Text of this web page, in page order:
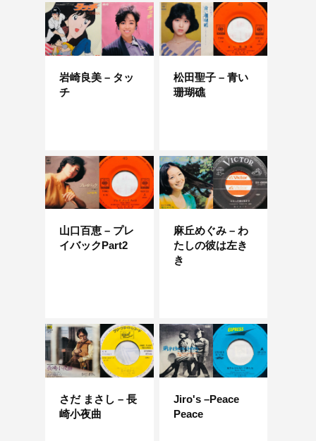
岩崎良美 – タッ
チ
松田聖子 – 青い
珊瑚礁
山口百恵 – プレ
イバックPart2
麻丘めぐみ – わ
たしの彼は左き
き
さだ まさし – 長
崎小夜曲
Jiro's –Peace
Peace